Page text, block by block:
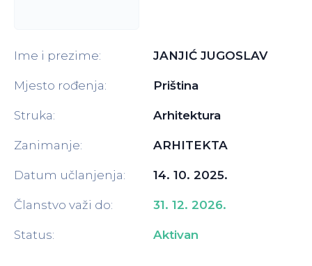
Ime i prezime: JANJIĆ JUGOSLAV
Mjesto rođenja: Priština
Struka: Arhitektura
Zanimanje: ARHITEKTA
Datum učlanjenja: 14. 10. 2025.
Članstvo važi do: 31. 12. 2026.
Status: Aktivan